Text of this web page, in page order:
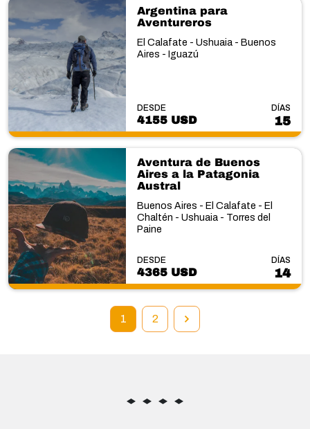
Argentina para
Aventureros
El Calafate - Ushuaia - Buenos
Aires - Iguazú
DESDE
4155 USD
DÍAS
15
Aventura de Buenos
Aires a la Patagonia
Austral
Buenos Aires - El Calafate - El
Chaltén - Ushuaia - Torres del
Paine
DESDE
4365 USD
DÍAS
14
1 2